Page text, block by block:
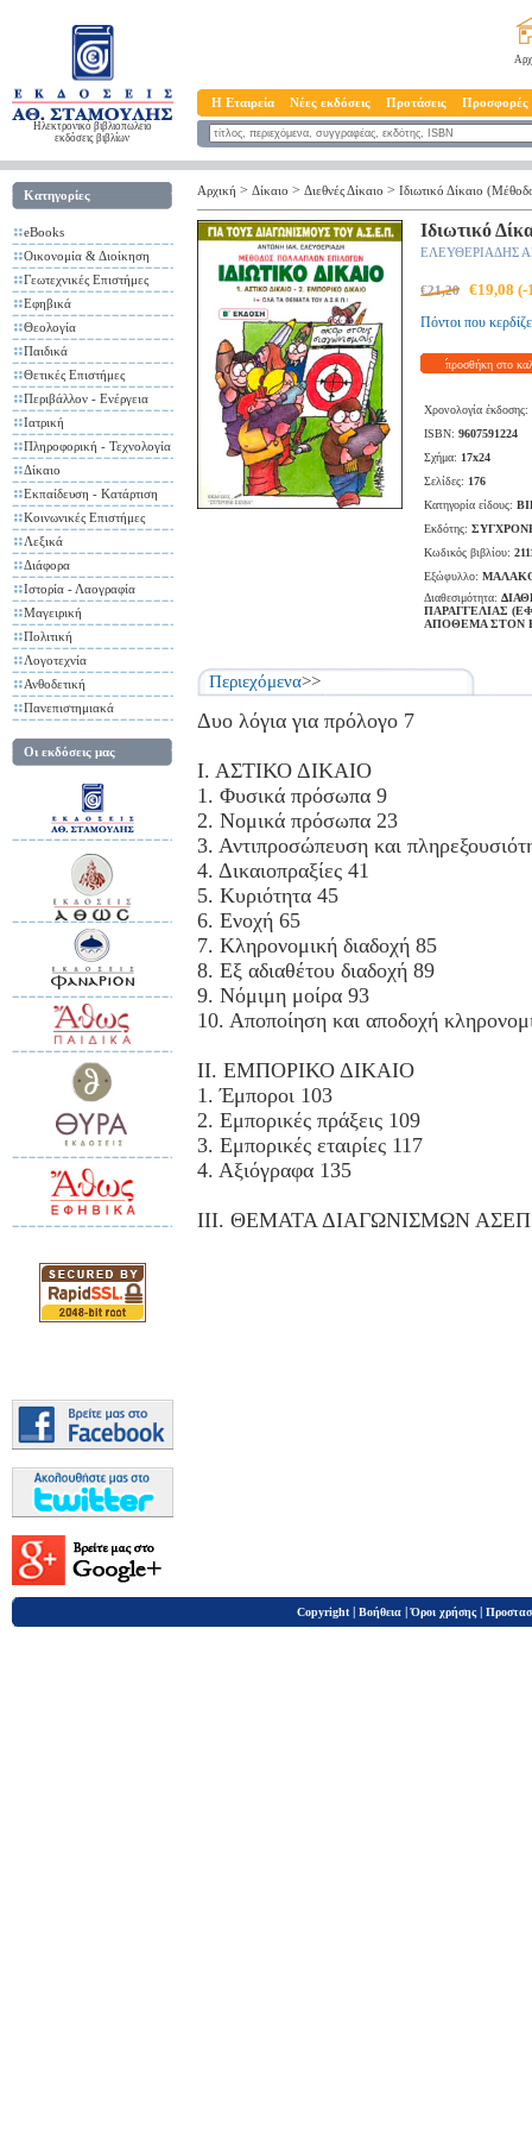
Ηλεκτρονικό βιβλιοπωλείο
εκδόσεις βιβλίων
Η Εταιρεία Νέες εκδόσεις Προτάσεις Προσφορές
Κατηγορίες
eBooks
Οικονομία & Διοίκηση
Γεωτεχνικές Επιστήμες
Εφηβικά
Θεολογία
Παιδικά
Θετικές Επιστήμες
Περιβάλλον - Ενέργεια
Ιατρική
Πληροφορική - Τεχνολογία
Δίκαιο
Εκπαίδευση - Κατάρτιση
Κοινωνικές Επιστήμες
Λεξικά
Διάφορα
Ιστορία - Λαογραφία
Μαγειρική
Πολιτική
Λογοτεχνία
Ανθοδετική
Πανεπιστημιακά
Οι εκδόσεις μας
Αρχική > Δίκαιο > Διεθνές Δίκαιο > Ιδιωτικό Δίκαιο
Ιδιωτικό
ΕΛΕΥΘΕΡΙΑΔΗΣ
€21,20 €19,08
Πόντοι που
προσθήκη στο
Χρονολογία έκδοσης:
ISBN: 9607591224
Σχήμα: 17x24
Σελίδες: 176
Κατηγορία είδους:
Εκδότης:
Κωδικός βιβλίου:
Εξώφυλλο:
Διαθεσιμότητα:
ΠΑΡΑΓΓΕΛΙΑΣ
ΑΠΟΘΕΜΑ ΣΤΟΝ
Περιεχόμενα>>
Δυο λόγια για πρόλογο 7
Ι. ΑΣΤΙΚΟ ΔΙΚΑΙΟ
1. Φυσικά πρόσωπα 9
2. Νομικά πρόσωπα 23
3. Αντιπροσώπευση και
4. Δικαιοπραξίες 41
5. Κυριότητα 45
6. Ενοχή 65
7. Κληρονομική διαδοχή 85
8. Εξ αδιαθέτου διαδοχή 89
9. Νόμιμη μοίρα 93
10. Αποποίηση και αποδοχή
II. ΕΜΠΟΡΙΚΟ ΔΙΚΑΙΟ
1. Έμποροι 103
2. Εμπορικές πράξεις 109
3. Εμπορικές εταιρίες 117
4. Αξιόγραφα 135
III. ΘΕΜΑΤΑ ΔΙΑΓΩΝΙΣΜΩΝ ΑΣΕΠ
Copyright | Βοήθεια |Όροι χρήσης |